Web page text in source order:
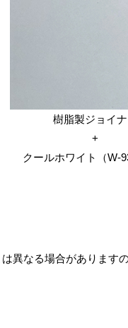
樹脂製ジョイ
+
クールホワイト（W-
異なる場合があります